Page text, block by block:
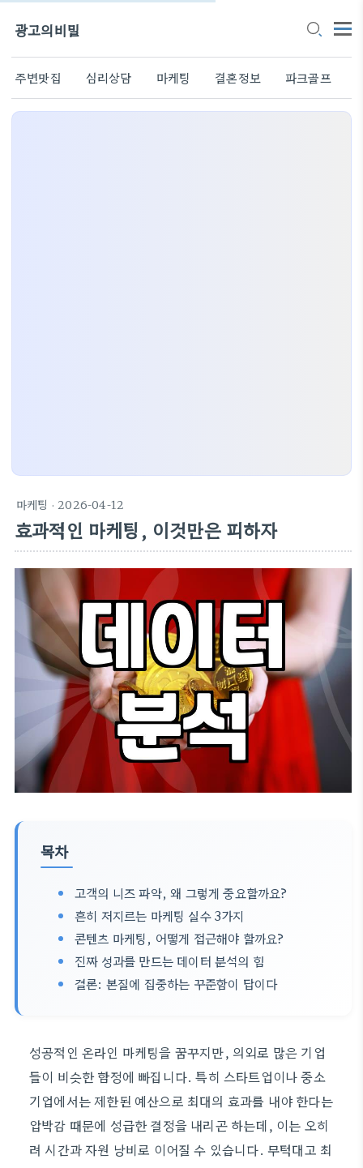
광고의비밀
주변맛집 심리상담 마케팅 결혼정보 파크골프
마케팅 · 2026-04-12
효과적인 마케팅, 이것만은 피하자
목차
고객의 니즈 파악, 왜 그렇게 중요할까요?
흔히 저지르는 마케팅 실수 3가지
콘텐츠 마케팅, 어떻게 접근해야 할까요?
진짜 성과를 만드는 데이터 분석의 힘
결론: 본질에 집중하는 꾸준함이 답이다
성공적인 온라인 마케팅을 꿈꾸지만, 의외로 많은 기업
들이 비슷한 함정에 빠집니다. 특히 스타트업이나 중소
기업에서는 제한된 예산으로 최대의 효과를 내야 한다는
압박감 때문에 성급한 결정을 내리곤 하는데, 이는 오히
려 시간과 자원 낭비로 이어질 수 있습니다. 무턱대고 최